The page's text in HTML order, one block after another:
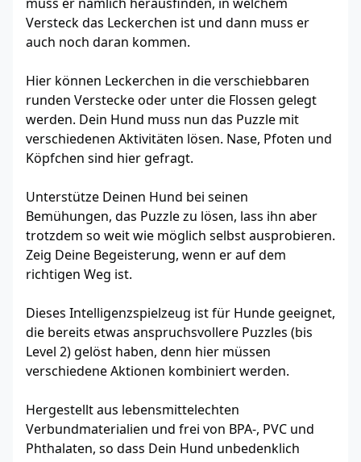
Versteck das Leckerchen ist und dann muss er
auch noch daran kommen.
Hier können Leckerchen in die verschiebbaren
runden Verstecke oder unter die Flossen gelegt
werden. Dein Hund muss nun das Puzzle mit
verschiedenen Aktivitäten lösen. Nase, Pfoten und
Köpfchen sind hier gefragt.
Unterstütze Deinen Hund bei seinen
Bemühungen, das Puzzle zu lösen, lass ihn aber
trotzdem so weit wie möglich selbst ausprobieren.
Zeig Deine Begeisterung, wenn er auf dem
richtigen Weg ist.
Dieses Intelligenzspielzeug ist für Hunde geeignet,
die bereits etwas anspruchsvollere Puzzles (bis
Level 2) gelöst haben, denn hier müssen
verschiedene Aktionen kombiniert werden.
Hergestellt aus lebensmittelechten
Verbundmaterialien und frei von BPA-, PVC und
Phthalaten, so dass Dein Hund unbedenklich